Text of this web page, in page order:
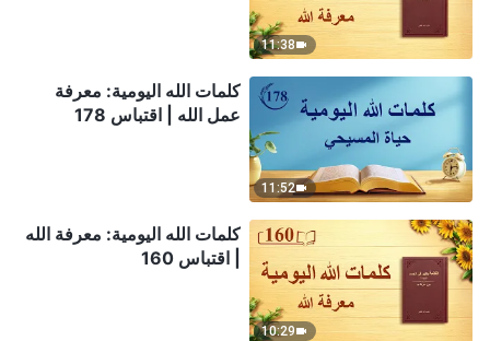
11:38
11:52
كلمات الله اليومية: معرفة
عمل الله | اقتباس 178
10:29
كلمات الله اليومية: معرفة الله
| اقتباس 160